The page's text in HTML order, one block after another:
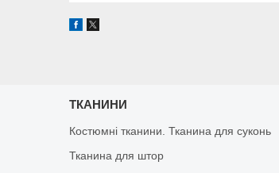
ТКАНИНИ
Костюмні тканини. Тканина для суконь
Тканина для штор